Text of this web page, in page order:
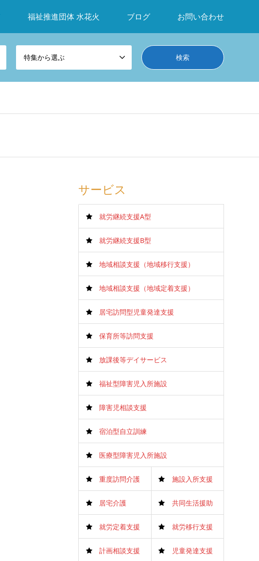
福祉推進団体 水花火 ブログ お問い合わせ
特集から選ぶ
サービス
就労継続支援A型
就労継続支援B型
地域相談支援（地域移行支援）
地域相談支援（地域定着支援）
居宅訪問型児童発達支援
保育所等訪問支援
放課後等デイサービス
福祉型障害児入所施設
障害児相談支援
宿泊型自立訓練
医療型障害児入所施設
重度訪問介護 施設入所支援
居宅介護 共同生活援助
就労定着支援 就労移行支援
計画相談支援 児童発達支援